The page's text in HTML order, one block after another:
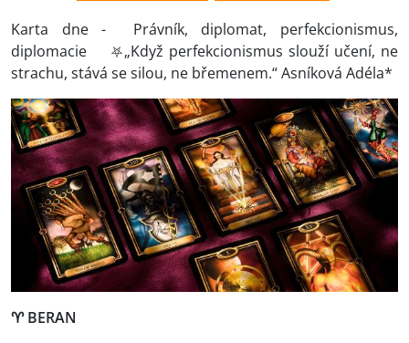
Karta dne - Právník, diplomat, perfekcionismus,
diplomacie ⛧„Když perfekcionismus slouží učení, ne
strachu, stává se silou, ne břemenem.“ Asníková Adéla*
♈ BERAN